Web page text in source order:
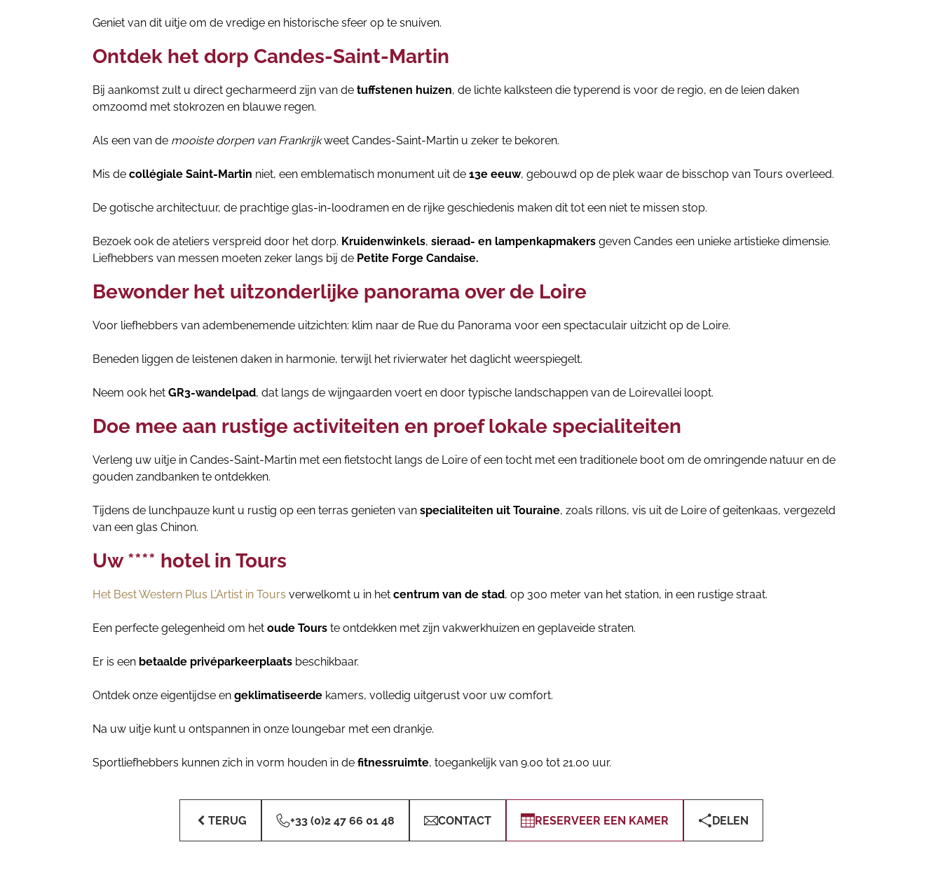
Geniet van dit uitje om de vredige en historische sfeer op te snuiven.
Ontdek het dorp Candes-Saint-Martin
Bij aankomst zult u direct gecharmeerd zijn van de tuffstenen huizen, de lichte kalksteen die typerend is voor de regio, en de leien daken
omzoomd met stokrozen en blauwe regen.
Als een van de mooiste dorpen van Frankrijkweet Candes-Saint-Martin u zeker te bekoren.
Mis de collégiale Saint-Martin niet, een emblematisch monument uit de 13e eeuw, gebouwd op de plek waar de bisschop van Tours overleed.
De gotische architectuur, de prachtige glas-in-loodramen en de rijke geschiedenis maken dit tot een niet te missen stop.
Bezoek ook de ateliers verspreid door het dorp. Kruidenwinkels, sieraad- en lampenkapmakers geven Candes een unieke artistieke dimensie.
Liefhebbers van messen moeten zeker langs bij de Petite Forge Candaise.
Bewonder het uitzonderlijke panorama over de Loire
Voor liefhebbers van adembenemende uitzichten: klim naar de Rue du Panorama voor een spectaculair uitzicht op de Loire.
Beneden liggen de leistenen daken in harmonie, terwijl het rivierwater het daglicht weerspiegelt.
Neem ook het GR3-wandelpad, dat langs de wijngaarden voert en door typische landschappen van de Loirevallei loopt.
Doe mee aan rustige activiteiten en proef lokale specialiteiten
Verleng uw uitje in Candes-Saint-Martin met een fietstocht langs de Loire of een tocht met een traditionele boot om de omringende natuur en de
gouden zandbanken te ontdekken.
Tijdens de lunchpauze kunt u rustig op een terras genieten van specialiteiten uit Touraine, zoals rillons, vis uit de Loire of geitenkaas, vergezeld
van een glas Chinon.
Uw **** hotel in Tours
Het Best Western Plus L’Artist in Tours verwelkomt u in het centrum van de stad, op 300 meter van het station, in een rustige straat.
Een perfecte gelegenheid om het oude Tours te ontdekken met zijn vakwerkhuizen en geplaveide straten.
Er is een betaalde privéparkeerplaats beschikbaar.
Ontdek onze eigentijdse en geklimatiseerde kamers, volledig uitgerust voor uw comfort.
Na uw uitje kunt u ontspannen in onze loungebar met een drankje.
Sportliefhebbers kunnen zich in vorm houden in de fitnessruimte, toegankelijk van 9.00 tot 21.00 uur.
TERUG +33 (0)2 47 66 01 48 CONTACT RESERVEER EEN KAMER DELEN